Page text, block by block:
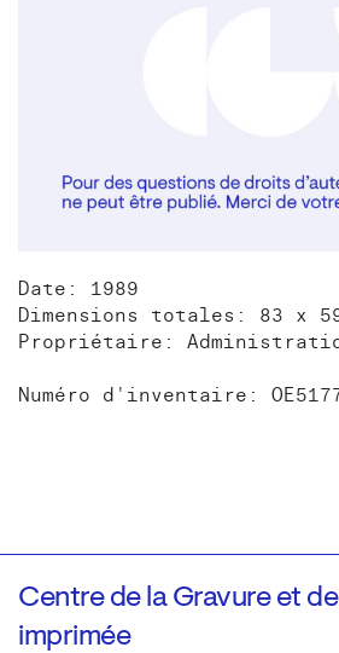
Date: 1989
Dimensions totales: 83 x
Propriétaire:
Numéro d'inventaire:
Centre de la Gravure et de
imprimée